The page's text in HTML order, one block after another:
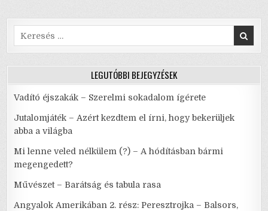
k
Search
for:
LEGUTÓBBI BEJEGYZÉSEK
Vadító éjszakák – Szerelmi sokadalom ígérete
Jutalomjáték – Azért kezdtem el írni, hogy bekerüljek
abba a világba
Mi lenne veled nélkülem (?) – A hódításban bármi
megengedett?
Művészet – Barátság és tabula rasa
Angyalok Amerikában 2. rész: Peresztrojka – Balsors,